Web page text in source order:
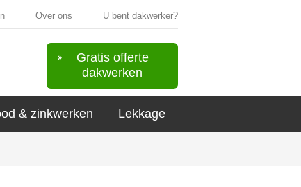
Over ons U bent dakwerker?
Gratis offerte
dakwerken
& zinkwerken Lekkage